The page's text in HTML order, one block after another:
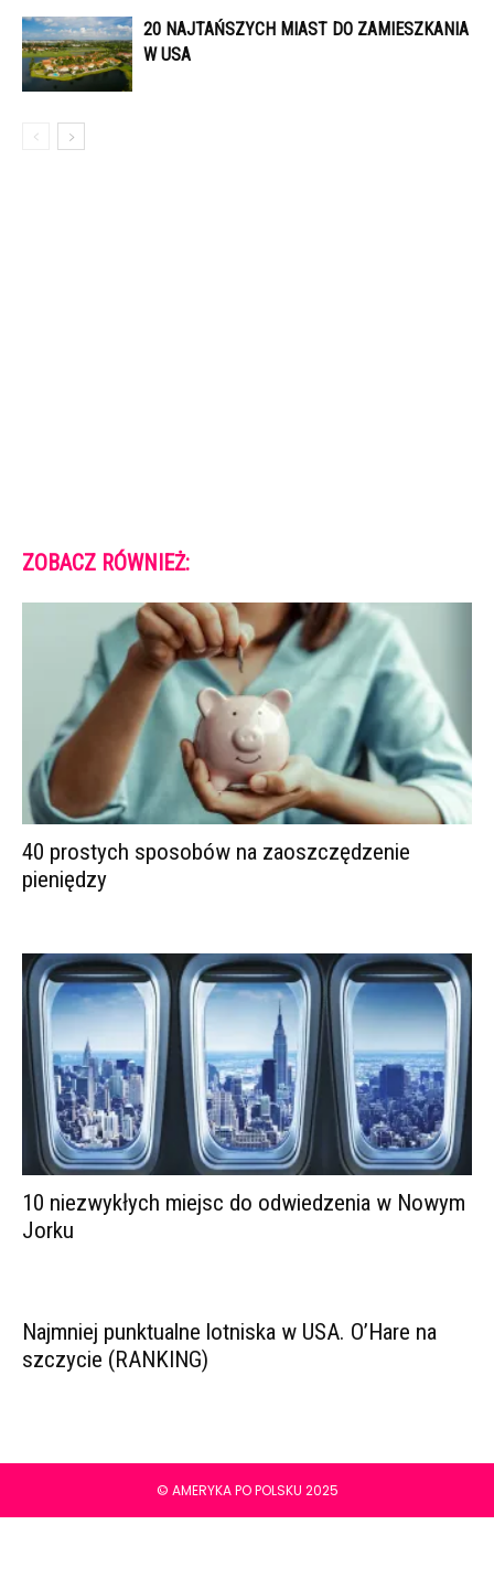
20 NAJTAŃSZYCH MIAST DO ZAMIESZKANIA
W USA
ZOBACZ RÓWNIEŻ:
40 prostych sposobów na zaoszczędzenie
pieniędzy
10 niezwykłych miejsc do odwiedzenia w Nowym
Jorku
Najmniej punktualne lotniska w USA. O’Hare na
szczycie (RANKING)
© AMERYKA PO POLSKU 2025